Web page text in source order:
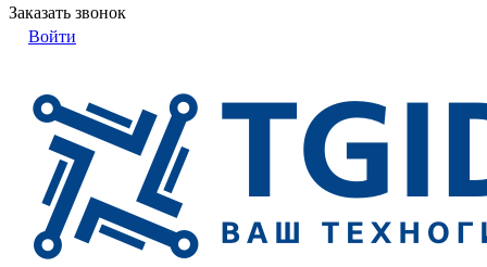
Заказать звонок
Войти